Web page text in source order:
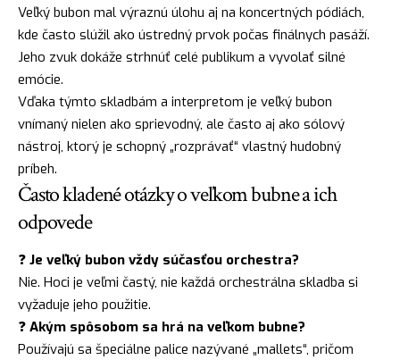
Veľký bubon mal výraznú úlohu aj na koncertných pódiách,
kde často slúžil ako ústredný prvok počas finálnych pasáží.
Jeho zvuk dokáže strhnúť celé publikum a vyvolať silné
emócie.
Vďaka týmto skladbám a interpretom je veľký bubon
vnímaný nielen ako sprievodný, ale často aj ako sólový
nástroj, ktorý je schopný „rozprávať“ vlastný hudobný
príbeh.
Často kladené otázky o veľkom bubne a ich
odpovede
❓ Je veľký bubon vždy súčasťou orchestra?
Nie. Hoci je veľmi častý, nie každá orchestrálna skladba si
vyžaduje jeho použitie.
❓ Akým spôsobom sa hrá na veľkom bubne?
Používajú sa špeciálne palice nazývané „mallets“, pričom